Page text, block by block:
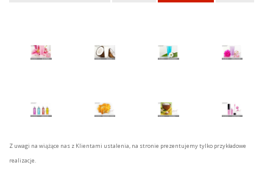
Z uwagi na wiążące nas z Klientami ustalenia, na stronie prezentujemy tylko przykładowe
realizacje.